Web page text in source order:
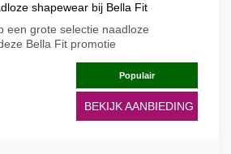
shapewear bij Bella Fit
een grote selectie naadloze
Bella Fit promotie
Populair
BEKIJK AANBIEDING